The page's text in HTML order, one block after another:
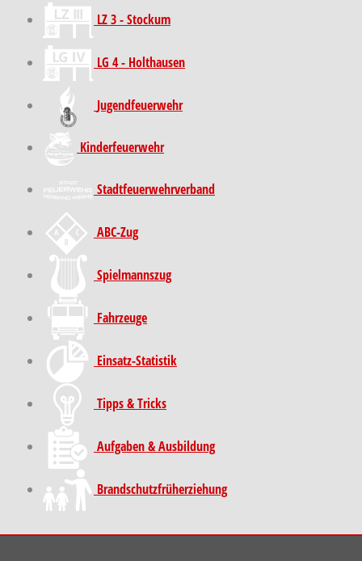
LZ 3 - Stockum
LG 4 - Holthausen
Jugendfeuerwehr
Kinder­feuer­wehr
Stadt­feuer­wehr­verband
ABC-Zug
Spielmannszug
Fahrzeuge
Einsatz-Statistik
Tipps & Tricks
Aufgaben & Ausbildung
Brand­schutz­früh­erziehung